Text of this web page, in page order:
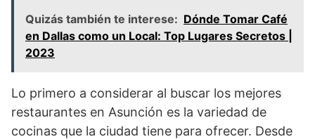
Quizás también te interese: Dónde Tomar Café
en Dallas como un Local: Top Lugares Secretos |
2023
Lo primero a considerar al buscar los mejores
restaurantes en Asunción es la variedad de
cocinas que la ciudad tiene para ofrecer. Desde